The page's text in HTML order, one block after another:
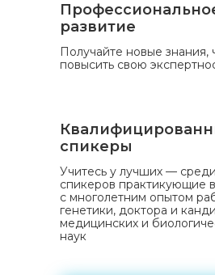
развитие
Получайте новые знания,
повысить свою
спикеры
Учитесь у лучших — среди
спикеров практикующие
с многолетним опытом
генетики, доктора и
медицинских и
наук